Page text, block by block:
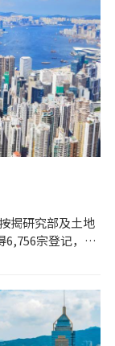
揭研究部及土地
6,756宗登记，按